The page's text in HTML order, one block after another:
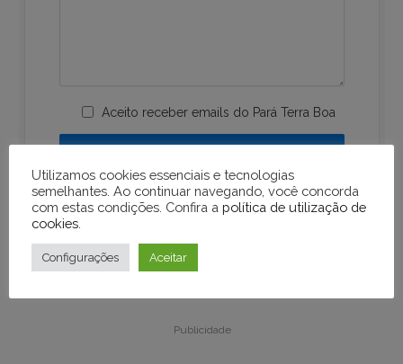
Aceito receber emails do Pará Terra Boa
Publicidade
Publicidade
Utilizamos cookies essenciais e tecnologias
semelhantes. Ao continuar navegando, você concorda
com estas condições. Confira a política de utilização de
cookies
Configurações Aceitar